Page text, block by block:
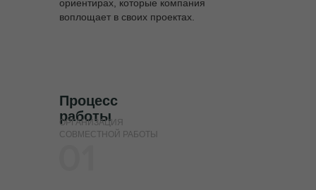
ориентирах, которые компания
воплощает в своих проектах.
Процесс
работы
ОРГАНИЗАЦИЯ
СОВМЕСТНОЙ РАБОТЫ